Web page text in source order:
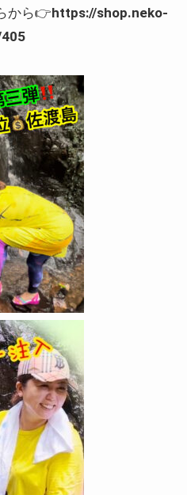
から👉https://shop.neko-